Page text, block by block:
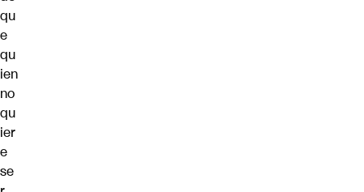
qu
e
qu
ien
no
qu
ier
e
se